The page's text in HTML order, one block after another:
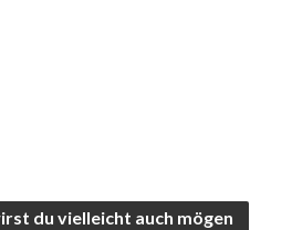
du vielleicht auch mögen